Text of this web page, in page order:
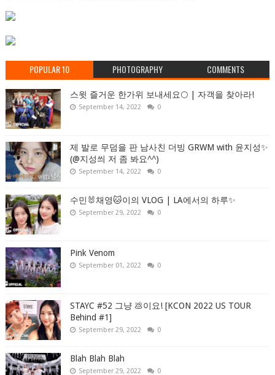
POPULAR 10 PHOTOGRAPHY COMMENTS
스윗 즐거운 한가위 보내세요🌕 | 자객을 찾아라!
September 14, 2022 0
제 발로 무덤을 판 남사친 더빙 GRWM with 윤지성✨
(@지성씌 저 좀 봐요^^)
September 14, 2022 0
수민🐰채영🐱이의 VLOG | LA에서의 하루✨
September 29, 2022 0
Pink Venom
September 01, 2022 0
STAYC #52 그냥 💩이요! [KCON 2022 US TOUR
Behind #1]
September 29, 2022 0
Blah Blah Blah
September 29, 2022 0